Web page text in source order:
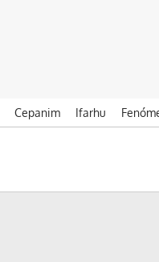
Cepanim Ifarhu